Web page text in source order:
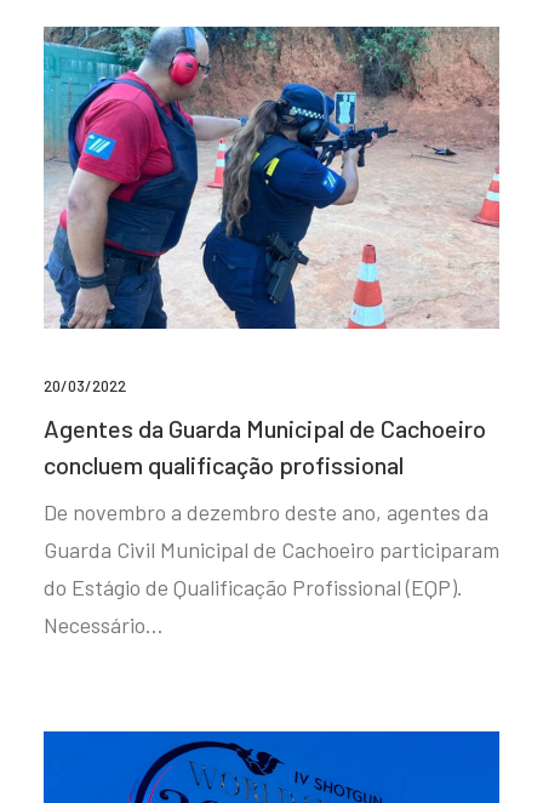
20/03/2022
Agentes da Guarda Municipal de Cachoeiro
concluem qualificação profissional
De novembro a dezembro deste ano, agentes da
Guarda Civil Municipal de Cachoeiro participaram
do Estágio de Qualificação Profissional (EQP).
Necessário…